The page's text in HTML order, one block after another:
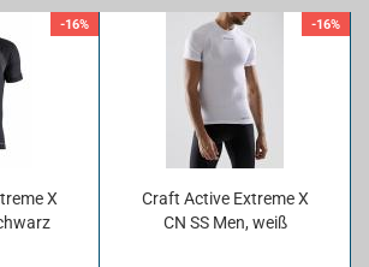
-16%
X
-16%
Craft Ac­ti­ve Ex­tre­me X
CN SS Men, weiß